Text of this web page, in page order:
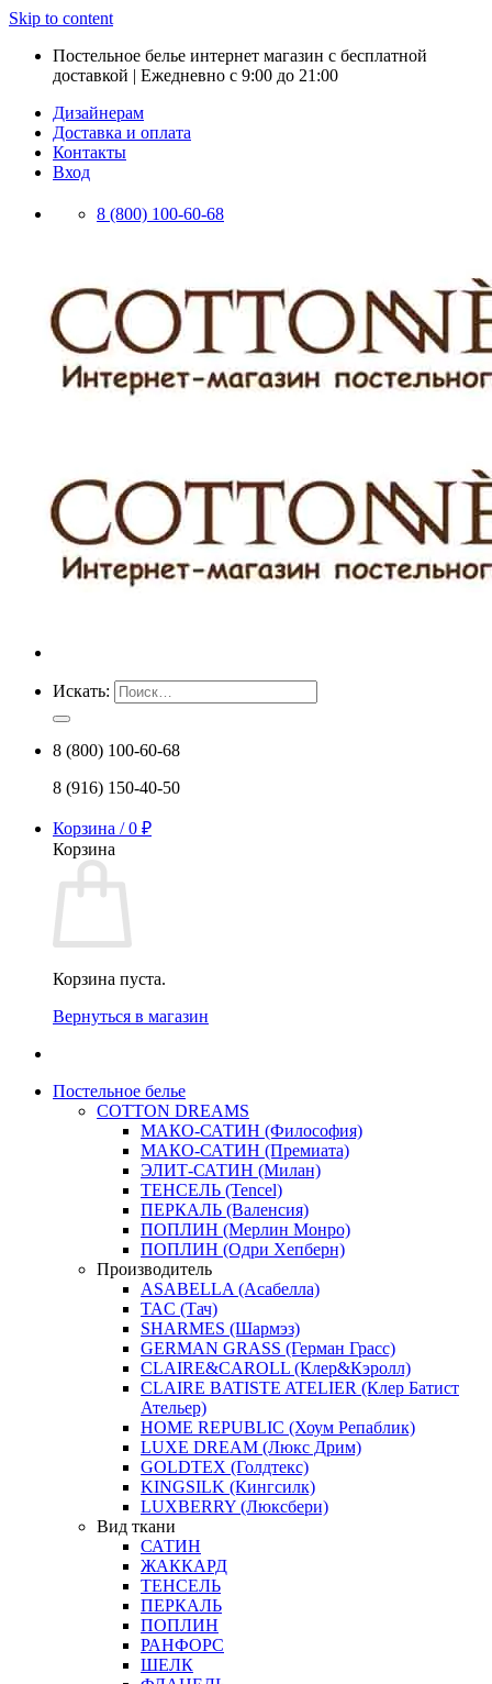
Skip to content
Постельное белье интернет магазин с бесплатной
доставкой | Ежедневно с 9:00 до 21:00
Дизайнерам
Доставка и оплата
Контакты
Вход
8 (800) 100-60-68
Искать:
8 (800) 100-60-68
8 (916) 150-40-50
Корзина /0 ₽
Корзина
Корзина пуста.
Вернуться в магазин
Постельное белье
COTTON DREAMS
МАКО-САТИН (Философия)
МАКО-САТИН (Премиата)
ЭЛИТ-САТИН (Милан)
ТЕНСЕЛЬ (Tencel)
ПЕРКАЛЬ (Валенсия)
ПОПЛИН (Мерлин Монро)
ПОПЛИН (Одри Хепберн)
Производитель
ASABELLA (Асабелла)
TAC (Тач)
SHARMES (Шармэз)
GERMAN GRASS (Герман Грасс)
CLAIRE&CAROLL (Клер&Кэролл)
CLAIRE BATISTE ATELIER (Клер Батист
Ательер)
HOME REPUBLIC (Хоум Репаблик)
LUXE DREAM (Люкс Дрим)
GOLDTEX (Голдтекс)
KINGSILK (Кингсилк)
LUXBERRY (Люксбери)
Вид ткани
САТИН
ЖАККАРД
ТЕНСЕЛЬ
ПЕРКАЛЬ
ПОПЛИН
РАНФОРС
ШЕЛК